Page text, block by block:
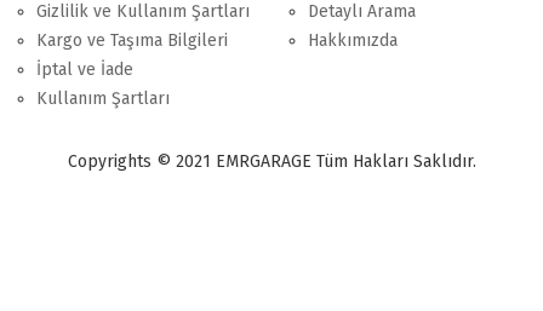
Gizlilik ve Kullanım Şartları
Kargo ve Taşıma Bilgileri
İptal ve İade
Kullanım Şartları
Detaylı Arama
Hakkımızda
Copyrights © 2021 EMRGARAGE Tüm Hakları Saklıdır.